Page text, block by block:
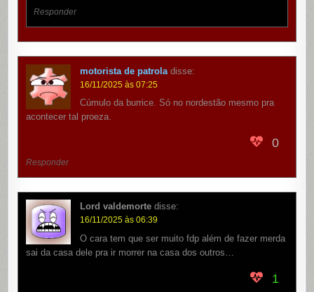
Responder
motorista de patrola disse:
16/11/2025 às 07:25
Cúmulo da burrice. Só no nordestão mesmo pra
acontecer tal proeza.
0
Responder
Lord valdemorte disse:
16/11/2025 às 06:39
O cara tem que ser muito fdp além de fazer merda
sai da casa dele pra ir morrer na casa dos outros…
1